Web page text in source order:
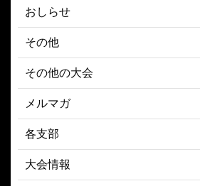
おしらせ
その他
その他の大会
メルマガ
各支部
大会情報